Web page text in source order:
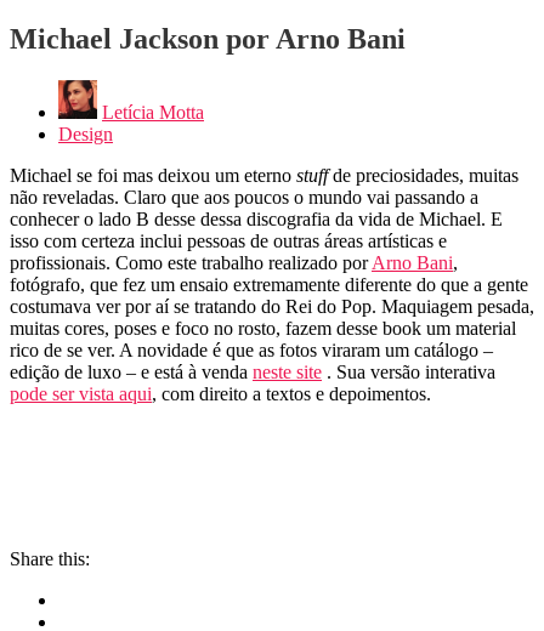
Michael Jackson por Arno Bani
Letícia Motta
Design
Michael se foi mas deixou um eterno stuffde preciosidades, muitas
não reveladas. Claro que aos poucos o mundo vai passando a
conhecer o lado B desse dessa discografia da vida de Michael. E
isso com certeza inclui pessoas de outras áreas artísticas e
profissionais. Como este trabalho realizado porArno Bani,
fotógrafo, que fez um ensaio extremamente diferente do que a gente
costumava ver por aí se tratando do Rei do Pop. Maquiagem pesada,
muitas cores, poses e foco no rosto, fazem desse book um material
rico de se ver. A novidade é que as fotos viraram um catálogo –
edição de luxo – e está à venda neste site . Sua versão interativa
pode ser vista aqui, com direito a textos e depoimentos.
Share this: